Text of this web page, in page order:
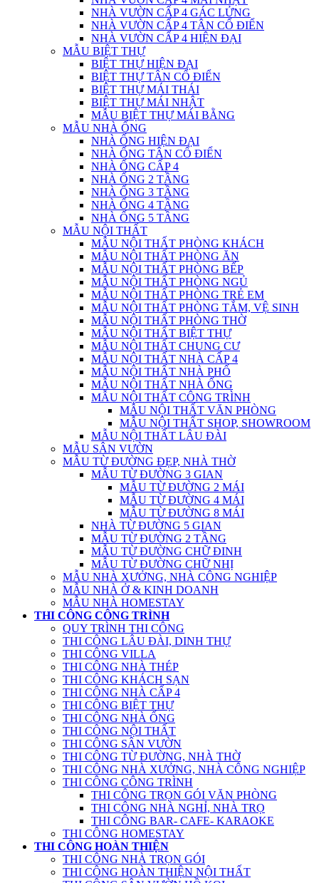
NHÀ VƯỜN CẤP 4 GÁC LỬNG
NHÀ VƯỜN CẤP 4 TÂN CỔ ĐIỂN
NHÀ VƯỜN CẤP 4 HIỆN ĐẠI
MẪU BIỆT THỰ
BIỆT THỰ HIỆN ĐẠI
BIỆT THỰ TÂN CỔ ĐIỂN
BIỆT THỰ MÁI THÁI
BIỆT THỰ MÁI NHẬT
MẪU BIỆT THỰ MÁI BẰNG
MẪU NHÀ ỐNG
NHÀ ỐNG HIỆN ĐẠI
NHÀ ỐNG TÂN CỔ ĐIỂN
NHÀ ỐNG CẤP 4
NHÀ ỐNG 2 TẦNG
NHÀ ỐNG 3 TẦNG
NHÀ ỐNG 4 TẦNG
NHÀ ỐNG 5 TẦNG
MẪU NỘI THẤT
MẪU NỘI THẤT PHÒNG KHÁCH
MẪU NỘI THẤT PHÒNG ĂN
MẪU NỘI THẤT PHÒNG BẾP
MẪU NỘI THẤT PHÒNG NGỦ
MẪU NỘI THẤT PHÒNG TRẺ EM
MẪU NỘI THẤT PHÒNG TẮM, VỆ SINH
MẪU NỘI THẤT PHÒNG THỜ
MẪU NỘI THẤT BIỆT THỰ
MẪU NỘI THẤT CHUNG CƯ
MẪU NỘI THẤT NHÀ CẤP 4
MẪU NỘI THẤT NHÀ PHỐ
MẪU NỘI THẤT NHÀ ỐNG
MẪU NỘI THẤT CÔNG TRÌNH
MẪU NỘI THẤT VĂN PHÒNG
MẪU NỘI THẤT SHOP, SHOWROOM
MẪU NỘI THẤT LÂU ĐÀI
MẪU SÂN VƯỜN
MẪU TỪ ĐƯỜNG ĐẸP, NHÀ THỜ
MẪU TỪ ĐƯỜNG 3 GIAN
MẪU TỪ ĐƯỜNG 2 MÁI
MẪU TỪ ĐƯỜNG 4 MÁI
MẪU TỪ ĐƯỜNG 8 MÁI
NHÀ TỪ ĐƯỜNG 5 GIAN
MẪU TỪ ĐƯỜNG 2 TẦNG
MẪU TỪ ĐƯỜNG CHỮ ĐINH
MẪU TỪ ĐƯỜNG CHỮ NHỊ
MẪU NHÀ XƯỞNG, NHÀ CÔNG NGHIỆP
MẪU NHÀ Ở & KINH DOANH
MẪU NHÀ HOMESTAY
THI CÔNG CÔNG TRÌNH
QUY TRÌNH THI CÔNG
THI CÔNG LÂU ĐÀI, DINH THỰ
THI CÔNG VILLA
THI CÔNG NHÀ THÉP
THI CÔNG KHÁCH SẠN
THI CÔNG NHÀ CẤP 4
THI CÔNG BIỆT THỰ
THI CÔNG NHÀ ỐNG
THI CÔNG NỘI THẤT
THI CÔNG SÂN VƯỜN
THI CÔNG TỪ ĐƯỜNG, NHÀ THỜ
THI CÔNG NHÀ XƯỞNG, NHÀ CÔNG NGHIỆP
THI CÔNG CÔNG TRÌNH
THI CÔNG TRỌN GÓI VĂN PHÒNG
THI CÔNG NHÀ NGHỈ, NHÀ TRỌ
THI CÔNG BAR- CAFE- KARAOKE
THI CÔNG HOMESTAY
THI CÔNG HOÀN THIỆN
THI CÔNG NHÀ TRỌN GÓI
THI CÔNG HOÀN THIỆN NỘI THẤT